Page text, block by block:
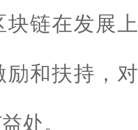
块链在发展
励和扶持，
处。